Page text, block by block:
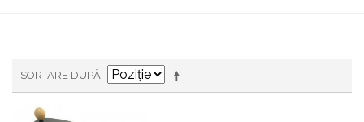
SORTARE DUPĂ